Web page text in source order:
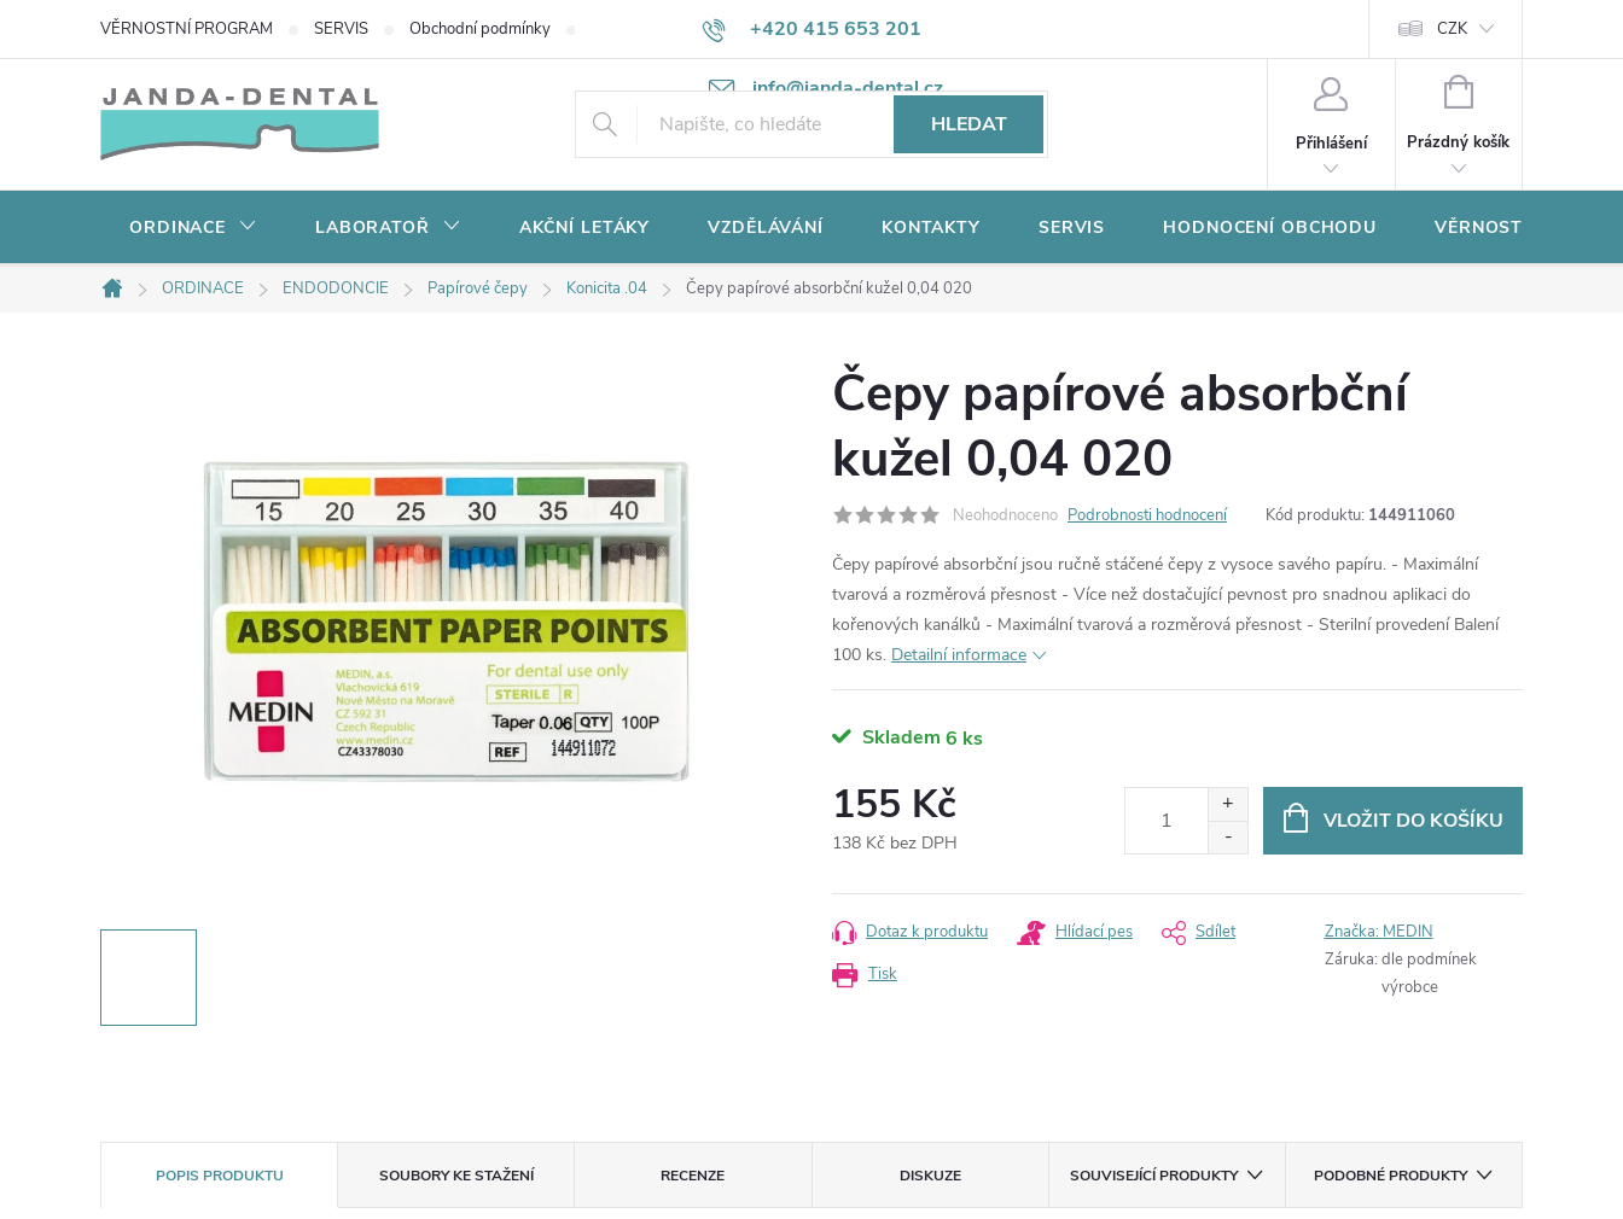
+420 415 653 201
info@janda-dental.cz
VĚRNOSTNÍ PROGRAM SERVIS Obchodní podmínky Potřebujete poradit? Ochrana osobních údajů CZK
HLEDAT
Přihlášení
NÁKUPNÍ
Prázdný košík
ORDINACE LABORATOŘ AKČNÍ LETÁKY VZDĚLÁVÁNÍ KONTAKTY SERVIS HODNOCENÍ OBCHODU VĚRNOSTNÍ
Domů
ORDINACE ENDODONCIE Papírové čepy Konicita .04 Čepy papírové absorbční kužel 0,04 020
Čepy papírové absorbční
kužel 0,04 020
Neohodnoceno Podrobnosti hodnocení Kód produktu: 144911060
Čepy papírové absorbční jsou ručně stáčené čepy z vysoce savého papíru. - Maximální
tvarová a rozměrová přesnost - Více než dostačující pevnost pro snadnou aplikaci do
kořenových kanálků - Maximální tvarová a rozměrová přesnost - Sterilní provedení Balení
100 ks. Detailní informace
Skladem 6 ks
155 Kč
138 Kč bez DPH
cena:
VLOŽIT DO KOŠÍKU
Tisk
Dotaz k produktu Hlídací pes Sdílet Značka: MEDIN
Záruka: dle podmínek
výrobce
POPIS PRODUKTU SOUBORY KE STAŽENÍ RECENZE DISKUZE SOUVISEJÍCÍ PRODUKTY PODOBNÉ PRODUKTY